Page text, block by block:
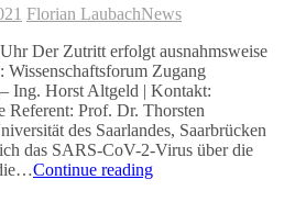
Florian LaubachNews
Der Zutritt erfolgt ausnahmsweise
Zugang
Ing. Horst Altgeld | Kontakt:
Referent: Prof. Dr. Thorsten
des Saarlandes, Saarbrücken
das SARS-CoV-2-Virus über die
Continue readingDer